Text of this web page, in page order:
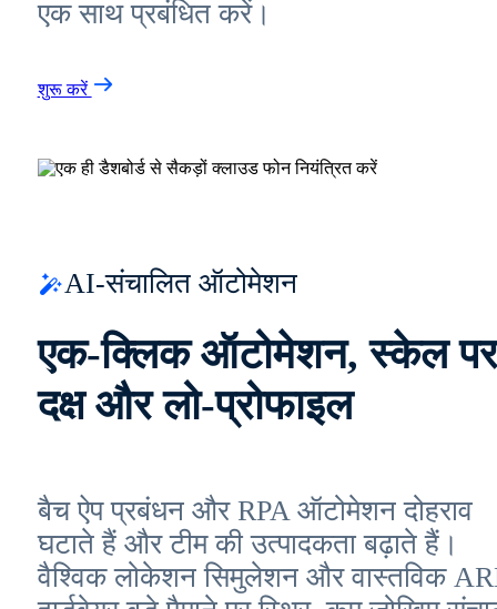
एक साथ प्रबंधित करें।
शुरू करें
AI-संचालित ऑटोमेशन
एक-क्लिक ऑटोमेशन, स्केल पर
दक्ष और लो-प्रोफाइल
बैच ऐप प्रबंधन और RPA ऑटोमेशन दोहराव
घटाते हैं और टीम की उत्पादकता बढ़ाते हैं।
वैश्विक लोकेशन सिमुलेशन और वास्तविक